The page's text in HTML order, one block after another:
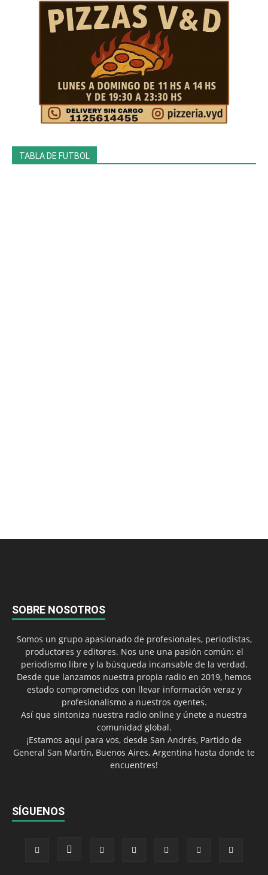
TABLA DE FUTBOL
SOBRE NOSOTROS
Somos un grupo apasionado de profesionales, periodistas,
productores y editores. Nos une una pasión común: el
periodismo libre y la búsqueda incansable de la verdad.
Desde que lanzamos nuestra propia radio en 2019, hemos
estado comprometidos con llevar información veraz y
profesionalismo a nuestros oyentes.
Así que sintoniza nuestra radio online y únete a nuestra
comunidad global.
¡Estamos aquí para vos, desde San Andrés, Partido de
General San Martín, Buenos Aires, Argentina hasta donde te
encuentres!
SÍGUENOS